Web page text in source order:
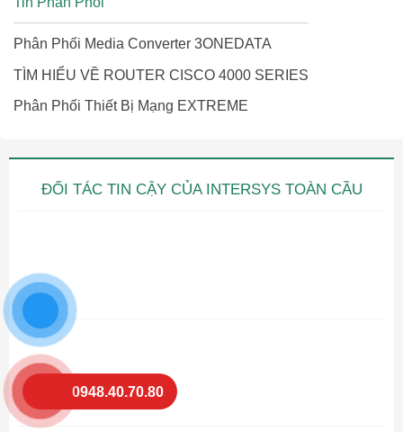
Phân Phối Media Converter 3ONEDATA
TÌM HIỂU VỀ ROUTER CISCO 4000 SERIES
Phân Phối Thiết Bị Mạng EXTREME
ĐỐI TÁC TIN CẬY CỦA INTERSYS TOÀN CẦU
0948.40.70.80